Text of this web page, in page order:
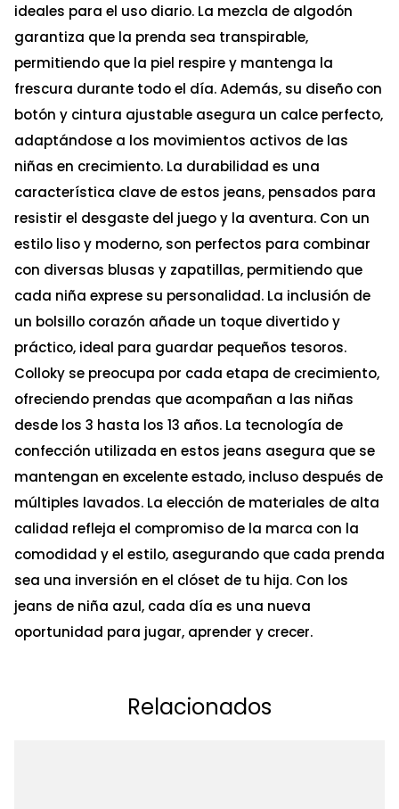
ideales para el uso diario. La mezcla de algodón
garantiza que la prenda sea transpirable,
permitiendo que la piel respire y mantenga la
frescura durante todo el día. Además, su diseño con
botón y cintura ajustable asegura un calce perfecto,
adaptándose a los movimientos activos de las
niñas en crecimiento. La durabilidad es una
característica clave de estos jeans, pensados para
resistir el desgaste del juego y la aventura. Con un
estilo liso y moderno, son perfectos para combinar
con diversas blusas y zapatillas, permitiendo que
cada niña exprese su personalidad. La inclusión de
un bolsillo corazón añade un toque divertido y
práctico, ideal para guardar pequeños tesoros.
Colloky se preocupa por cada etapa de crecimiento,
ofreciendo prendas que acompañan a las niñas
desde los 3 hasta los 13 años. La tecnología de
confección utilizada en estos jeans asegura que se
mantengan en excelente estado, incluso después de
múltiples lavados. La elección de materiales de alta
calidad refleja el compromiso de la marca con la
comodidad y el estilo, asegurando que cada prenda
sea una inversión en el clóset de tu hija. Con los
jeans de niña azul, cada día es una nueva
oportunidad para jugar, aprender y crecer.
Relacionados